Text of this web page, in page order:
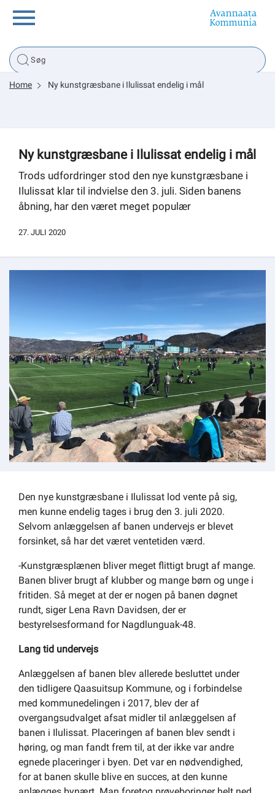
Borger
Tsunami
sullissivik.gl
Planportal
Home Ny kunstgræsbane i Ilulissat endelig i mål
Ny kunstgræsbane i Ilulissat endelig i mål
Trods udfordringer stod den nye kunstgræsbane i
Ilulissat klar til indvielse den 3. juli. Siden banens
åbning, har den været meget populær
27. JULI 2020
Den nye kunstgræsbane i Ilulissat lod vente på sig,
men kunne endelig tages i brug den 3. juli 2020.
Selvom anlæggelsen af banen undervejs er blevet
forsinket, så har det været ventetiden værd.
-Kunstgræsplænen bliver meget flittigt brugt af mange.
Banen bliver brugt af klubber og mange børn og unge i
fritiden. Så meget at der er nogen på banen døgnet
rundt, siger Lena Ravn Davidsen, der er
bestyrelsesformand for Nagdlunguak-48.
Lang tid undervejs
Anlæggelsen af banen blev allerede besluttet under
den tidligere Qaasuitsup Kommune, og i forbindelse
med kommunedelingen i 2017, blev der af
overgangsudvalget afsat midler til anlæggelsen af
banen i Ilulissat. Placeringen af banen blev sendt i
høring, og man fandt frem til, at der ikke var andre
egnede placeringer i byen. Det var en nødvendighed,
for at banen skulle blive en succes, at den kunne